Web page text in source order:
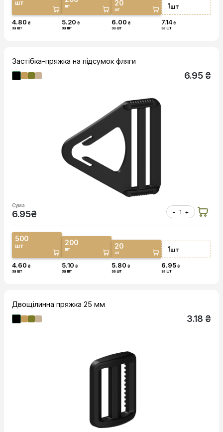
шт
4.80 ₴
за шт
шт
5.20 ₴
за шт
20
шт
6.00 ₴
за шт
1шт
7.14 ₴
за шт
Застібка-пряжка на підсумок фляги
6.95 ₴
Сума
6.95₴ - +
500
шт
4.60 ₴
за шт
200
шт
5.10 ₴
за шт
20
шт
5.80 ₴
за шт
1шт
6.95 ₴
за шт
Двощілинна пряжка 25 мм
3.18 ₴